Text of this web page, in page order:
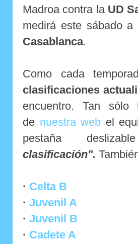
Madroa contra la UD
medirá este sábado
Casablanca.
Como cada
clasificaciones
encuentro. Tan
de nuestra web el
pestaña
clasificación".
· Celta B
· Juvenil A
· Juvenil B
· Cadete A